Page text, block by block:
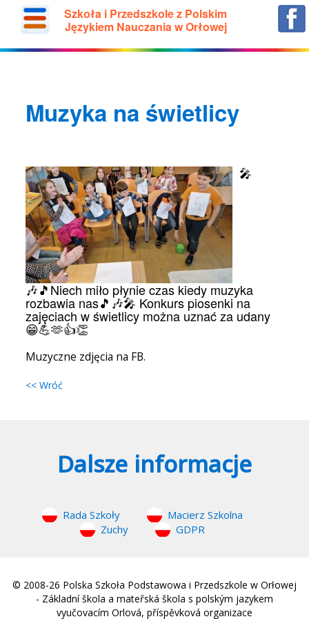
Szkoła i Przedszkole z Polskim
Językiem Nauczania w Orłowej
Muzyka na świetlicy
🎤
🎶🎵Niech miło płynie czas kiedy muzyka
rozbawia nas🎵🎶🎤 Konkurs piosenki na
zajęciach w świetlicy można uznać za udany
😁💪🫶👍👏
Muzyczne zdjęcia na FB.
<< Wróć
Dalsze informacje
Rada Szkoły
Macierz Szkolna
Zuchy
GDPR
© 2008-26 Polska Szkoła Podstawowa i Przedszkole w Orłowej
- Základní škola a mateřská škola s polským jazykem
vyučovacím Orlová, příspěvková organizace